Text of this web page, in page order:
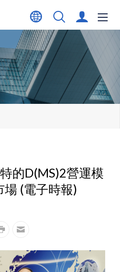
的D(MS)2營運模
場 (電子時報)